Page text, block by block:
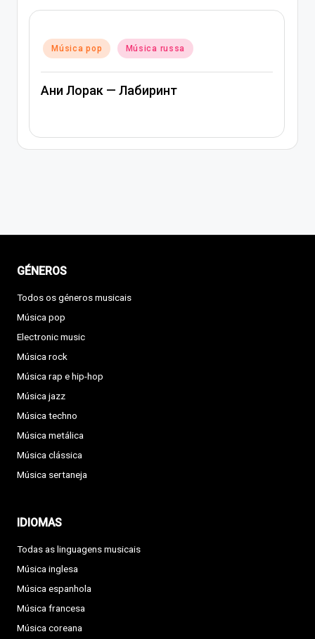
in
Música pop Música rap e hip-hop
Música russa
Артем Качер Ани Лорак – Материк
GÉNEROS
Todos os géneros musicais
Música pop
Electronic music
Música rock
Música rap e hip-hop
Música jazz
Música techno
Música metálica
Música clássica
Música sertaneja
IDIOMAS
Todas as linguagens musicais
Música inglesa
Música espanhola
Música francesa
Música coreana